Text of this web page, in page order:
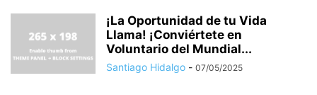
¡La Oportunidad de tu Vida
Llama! ¡Conviértete en
Voluntario del Mundial...
Santiago Hidalgo - 07/05/2025